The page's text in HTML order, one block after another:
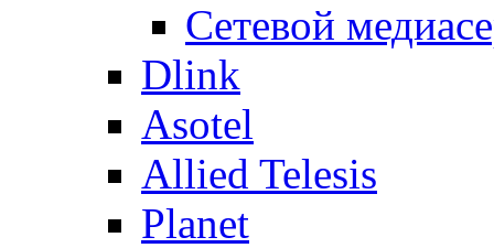
Сетевой
Dlink
Asotel
Allied Telesis
Planet